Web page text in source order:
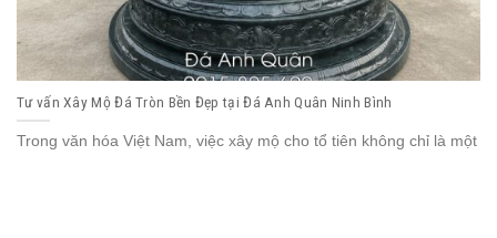
Tư vấn Xây Mộ Đá Tròn Bền Đẹp tại Đá Anh Quân Ninh Bình
Trong văn hóa Việt Nam, việc xây mộ cho tổ tiên không chỉ là một